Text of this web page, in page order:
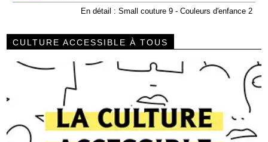
En détail : Small couture 9 - Couleurs d'enfance 2
CULTURE ACCESSIBLE À TOUS